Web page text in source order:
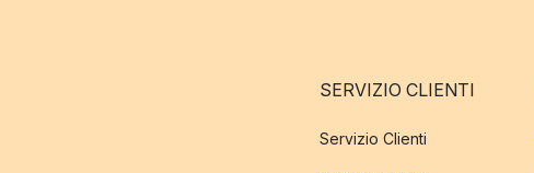
SERVIZIO CLIENTI
Servizio Clienti